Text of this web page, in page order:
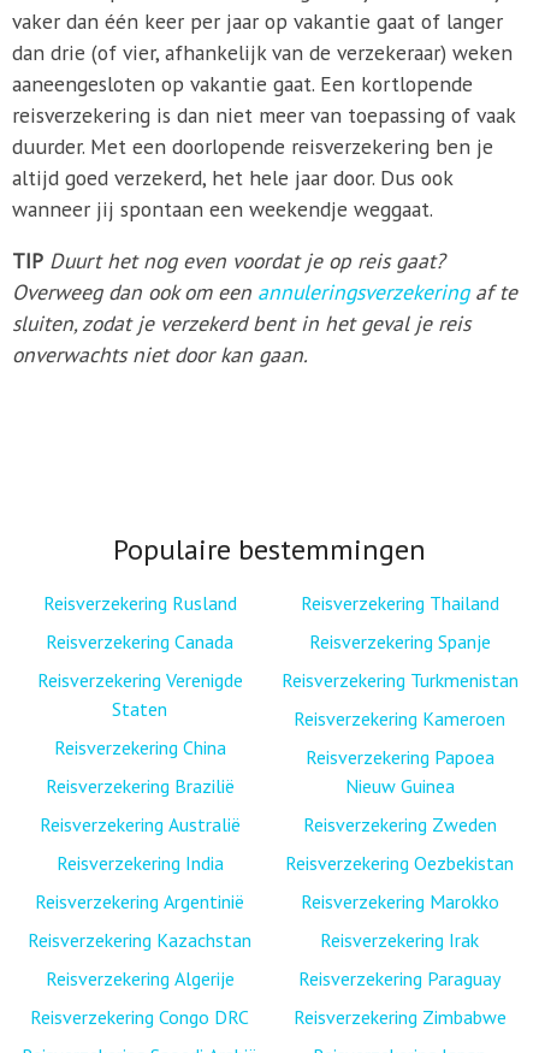
vaker dan één keer per jaar op vakantie gaat of langer
dan drie (of vier, afhankelijk van de verzekeraar) weken
aaneengesloten op vakantie gaat. Een kortlopende
reisverzekering is dan niet meer van toepassing of vaak
duurder. Met een doorlopende reisverzekering ben je
altijd goed verzekerd, het hele jaar door. Dus ook
wanneer jij spontaan een weekendje weggaat.
TIP Duurt het nog even voordat je op reis gaat?
Overweeg dan ook om een annuleringsverzekeringaf te
sluiten, zodat je verzekerd bent in het geval je reis
onverwachts niet door kan gaan.
Populaire bestemmingen
Reisverzekering Rusland
Reisverzekering Canada
Reisverzekering Verenigde
Staten
Reisverzekering China
Reisverzekering Brazilië
Reisverzekering Australië
Reisverzekering India
Reisverzekering Argentinië
Reisverzekering Kazachstan
Reisverzekering Algerije
Reisverzekering Congo DRC
Reisverzekering Thailand
Reisverzekering Spanje
Reisverzekering Turkmenistan
Reisverzekering Kameroen
Reisverzekering Papoea
Nieuw Guinea
Reisverzekering Zweden
Reisverzekering Oezbekistan
Reisverzekering Marokko
Reisverzekering Irak
Reisverzekering Paraguay
Reisverzekering Zimbabwe